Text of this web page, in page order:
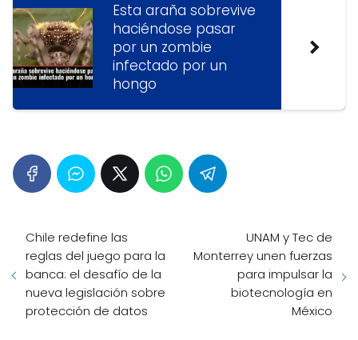
Esta araña sobrevive
haciéndose pasar
por un zombie
infectado por un
hongo
Chile redefine las
reglas del juego para la
banca: el desafío de la
nueva legislación sobre
protección de datos
UNAM y Tec de
Monterrey unen fuerzas
para impulsar la
biotecnología en
México